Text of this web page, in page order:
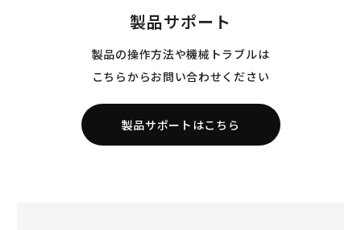
製品サポート
製品の操作方法や機械トラブルは
こちらからお問い合わせください
製品サポートはこちら